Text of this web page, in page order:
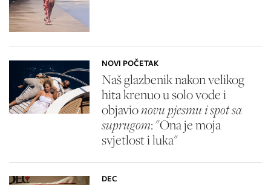
NOVI POČETAK
Naš glazbenik nakon velikog
hita krenuo u solo vode i
objavionovu pjesmu i spot sa
suprugom: "Ona je moja
svjetlost i luka"
DEC